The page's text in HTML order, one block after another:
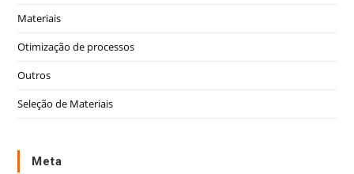
Materiais
Otimização de processos
Outros
Seleção de Materiais
Meta